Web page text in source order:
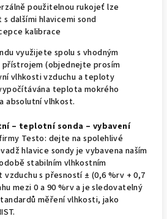
použitelnou rukojeť lze
dalšími hlavicemi sond
kalibrace
využijete spolu s vhodným
(objednejte prosím
vlhkosti vzduchu a teploty
teplota mokrého
absolutní vlhkost.
– teplotní sonda – vybavení
Testo: dejte na spolehlivé
hlavice sondy je vybavena naším
stabilním vlhkostním
vzduchu s přesností ± (0,6 %rv + 0,7
mezi 0 a 90 %rv a je sledovatelný
měření vlhkosti, jako